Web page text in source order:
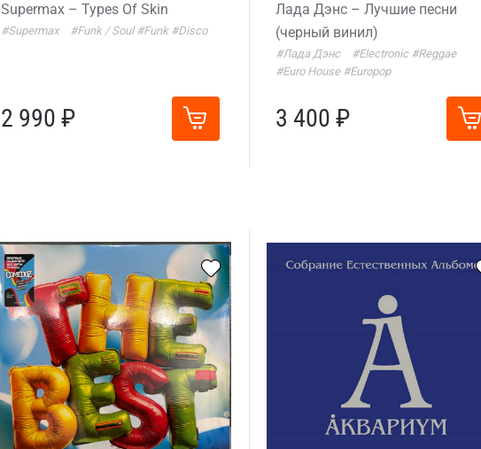
Supermax – Types Of Skin
#Supermax #Funk / Soul #Funk #Disco
2 990 ₽
Лада Дэнс – Лучшие песни
(черный винил)
#Лада Дэнс #Electronic #Reggae
#Euro House #Europop
3 400 ₽